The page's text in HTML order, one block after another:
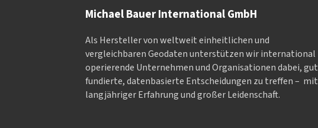
Michael Bauer International GmbH
Als Hersteller von weltweit einheitlichen und
vergleichbaren Geodaten un­ter­stüt­zen wir in­ter­na­tional
ope­rieren­de Un­ter­neh­men und Or­ga­nisa­tionen dabei, gut
fundierte, datenbasierte Entscheidungen zu treffen – mit
langjähriger Erfahrung und großer Leidenschaft.